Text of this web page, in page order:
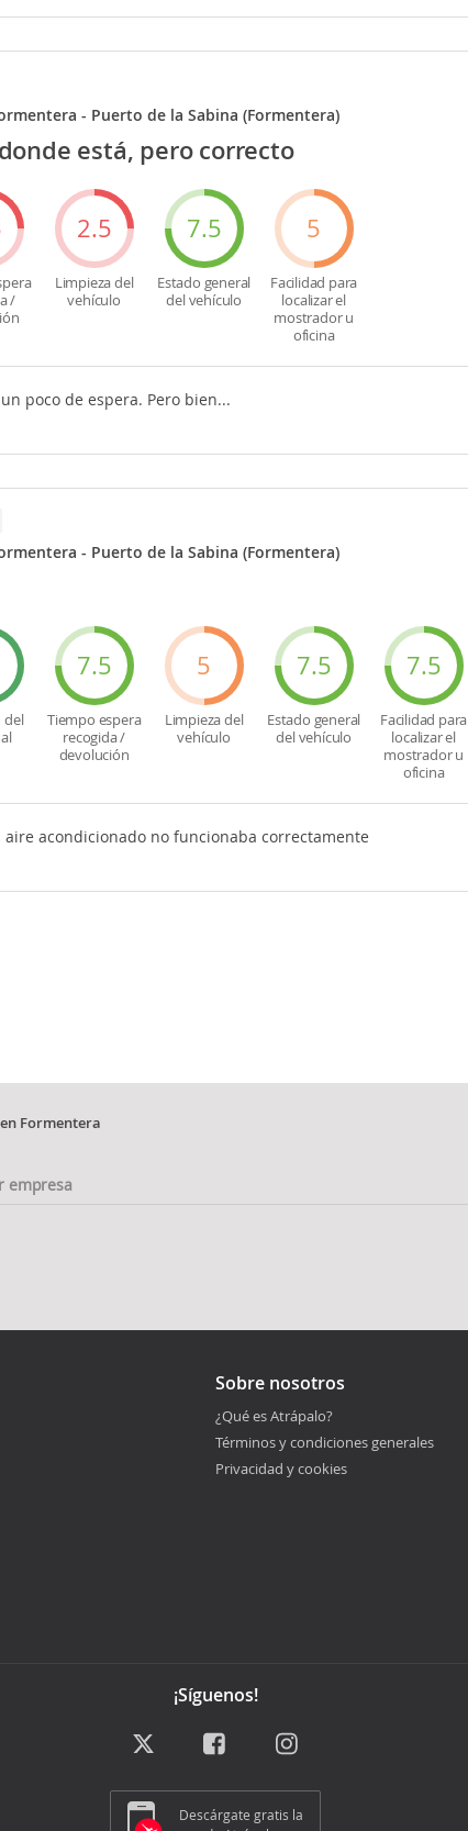
- Puerto de la Sabina (Formentera)
está, pero correcto
/
2.5
Limpieza del
vehículo
7.5
Estado general
del vehículo
5
Facilidad para
localizar el
mostrador u
oficina
poco de espera. Pero bien...
- Puerto de la Sabina (Formentera)
del
7.5
Tiempo espera
recogida /
devolución
5
Limpieza del
vehículo
7.5
Estado general
del vehículo
7.5
Facilidad para
localizar el
mostrador u
oficina
acondicionado no funcionaba correctamente
Formentera
empresa
Sobre nosotros
¿Qué es Atrápalo?
Términos y condiciones generales
Privacidad y cookies
¡Síguenos!
Descárgate gratis la